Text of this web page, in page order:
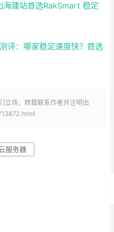
海建站首选RakSmart 稳定
评：哪家稳定速度快？首选
立场，转载联系作者并注明出
服务器